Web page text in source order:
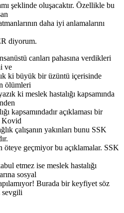
şeklinde oluşacaktır. Özellikle bu
daha iyi anlamalarını
diyorum.
canları pahasına verdikleri
ve
ki büyük bir üzüntü içerisinde
ölümleri
ki meslek hastalığı kapsamında
kapsamındadır açıklaması bir
Kovid
çalışanın yakınları bunu SSK
öteye geçmiyor bu açıklamalar. SSK
etmez ise meslek hastalığı
sosyal
Burada bir keyfiyet söz
sevgili